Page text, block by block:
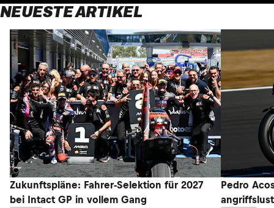
NEUESTE ARTIKEL
Zukunftspläne: Fahrer-Selektion für 2027
bei Intact GP in vollem Gang
Pedro